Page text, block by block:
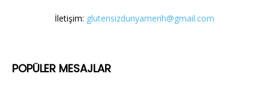
İletişim: glutensizdunyamerih@gmail.com
POPÜLER MESAJLAR